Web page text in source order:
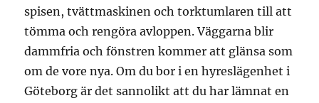
spisen, tvättmaskinen och torktumlaren till att
tömma och rengöra avloppen. Väggarna blir
dammfria och fönstren kommer att glänsa som
om de vore nya. Om du bor i en hyreslägenhet i
Göteborg är det sannolikt att du har lämnat en